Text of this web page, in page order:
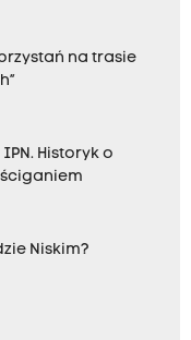
na trasie
Historyk o
Niskim?